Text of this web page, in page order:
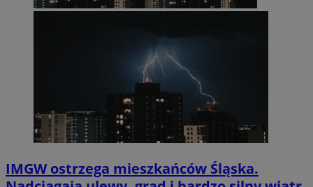
IMGW ostrzega mieszkańców Śląska.